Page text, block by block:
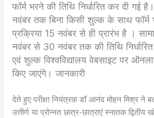
फॉर्म भरने की तिथि निर्धारित कर दी गई
नवंबर तक बिना किसी शुल्क के साथ
प्रक्रिया 15 नवंबर से ही प्रारंभ है ।
नवंबर से 30 नवंबर तक की तिथि
एवं शुल्क विश्वविद्यालय वेबसाइट पर
किए जाएंगे। जानकारी
देते हुए परीक्षा नियंत्रक डॉ आनंद मोहन मिश्र ने
उत्तीर्ण या प्रोन्नत छात्र-छात्राएं स्नातक द्वितीय